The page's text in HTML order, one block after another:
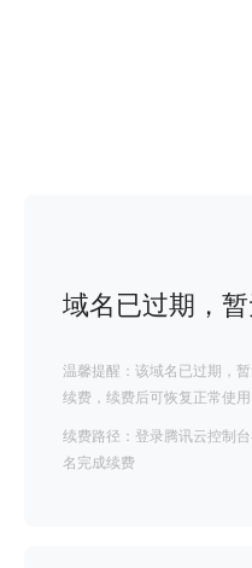
域名已过期，
温馨提醒：该域名已过期，
续费，续费后可恢复正常使用
续费路径：登录腾讯云控制
名完成续费